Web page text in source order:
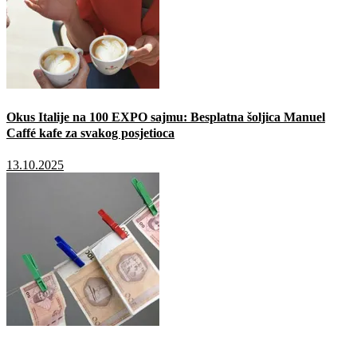
Okus Italije na 100 EXPO sajmu: Besplatna šoljica Manuel
Caffé kafe za svakog posjetioca
13.10.2025